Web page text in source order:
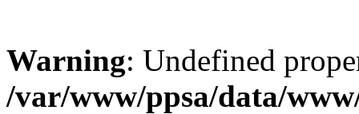
Warning: Undefined
/var/www/ppsa/data/